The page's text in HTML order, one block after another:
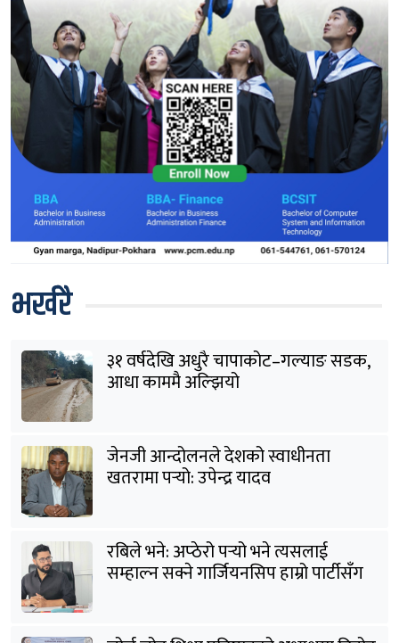
भर्खरै
३१ वर्षदेखि अधुरै चापाकोट–गल्याङ सडक,
आधा काममै अल्झियो
जेनजी आन्दोलनले देशको स्वाधीनता
खतरामा पर्‍यो: उपेन्द्र यादव
रबिले भने: अप्ठेरो पर्‍यो भने त्यसलाई
सम्हाल्न सक्ने गार्जियनसिप हाम्रो पार्टीसँग